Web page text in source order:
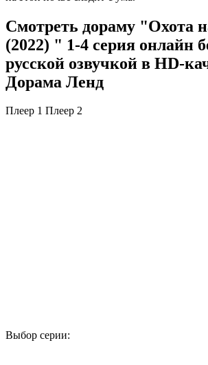
Смотреть дораму "Охота
(2022) " 1-4 серия онлайн
русской озвучкой в HD-
Дорама Ленд
Плеер 1 Плеер 2
Выбор серии: